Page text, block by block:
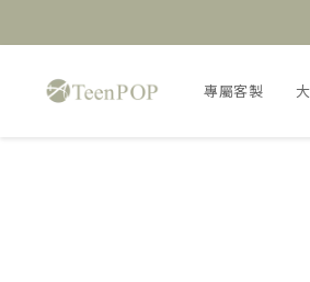
專屬客製